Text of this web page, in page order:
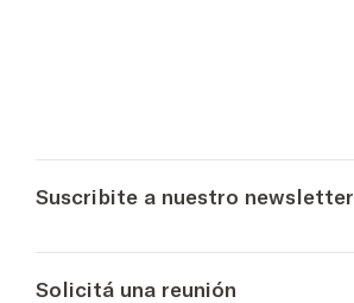
Suscribite a nuestro newsletter
Solicitá una reunión